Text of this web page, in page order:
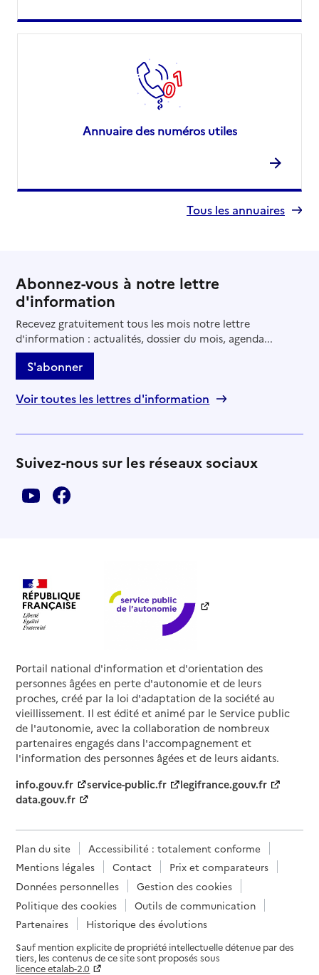
Annuaire des numéros utiles
Tous les annuaires
Abonnez-vous à notre lettre
d'information
Recevez gratuitement tous les mois notre lettre
d'information : actualités, dossier du mois, agenda...
S'abonner
Voir toutes les lettres d'information
Suivez-nous sur les réseaux sociaux
Portail national d'information et d'orientation des
personnes âgées en perte d'autonomie et de leurs
proches, créé par la loi d'adaptation de la société au
vieillissement. Il est édité et animé par le Service public
de l'autonomie, avec la collaboration de nombreux
partenaires engagés dans l'accompagnement et
l'information des personnes âgées et de leurs aidants.
info.gouv.fr
service-public.fr
legifrance.gouv.fr
data.gouv.fr
Plan du site
Accessibilité : totalement conforme
Mentions légales
Contact
Prix et comparateurs
Données personnelles
Gestion des cookies
Politique des cookies
Outils de communication
Partenaires
Historique des évolutions
Sauf mention explicite de propriété intellectuelle détenue par des
tiers, les contenus de ce site sont proposés sous
licence etalab-2.0